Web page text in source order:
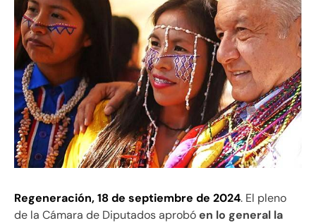
Regeneración, 18 de septiembre de 2024. El pleno
de la Cámara de Diputados aprobóen lo general la